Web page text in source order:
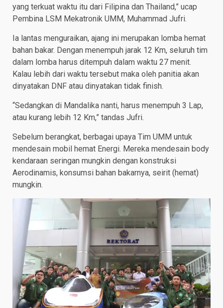
yang terkuat waktu itu dari Filipina dan Thailand,” ucap
Pembina LSM Mekatronik UMM, Muhammad Jufri.
Ia lantas menguraikan, ajang ini merupakan lomba hemat
bahan bakar. Dengan menempuh jarak 12 Km, seluruh tim
dalam lomba harus ditempuh dalam waktu 27 menit.
Kalau lebih dari waktu tersebut maka oleh panitia akan
dinyatakan DNF atau dinyatakan tidak finish.
“Sedangkan di Mandalika nanti, harus menempuh 3 Lap,
atau kurang lebih 12 Km,” tandas Jufri.
Sebelum berangkat, berbagai upaya Tim UMM untuk
mendesain mobil hemat Energi. Mereka mendesain body
kendaraan seringan mungkin dengan konstruksi
Aerodinamis, konsumsi bahan bakarnya, seirit (hemat)
mungkin.